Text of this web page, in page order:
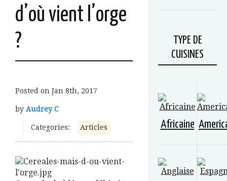
d’où vient l’orge
?
Posted on Jan 8th, 2017
by Audrey C
Categories: Articles
TYPE DE
CUISINES
Africaine